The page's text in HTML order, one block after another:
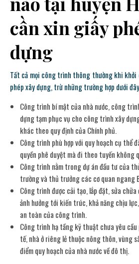
cần xin giấy
dựng
Tất cả mọi công trình thông thường khi khởi
phép xây dựng, trừ những trường hợp dưới
Công trình bí mật của nhà nước, công
dựng tạm phục vụ cho công trình xây
khác theo quy định của Chính phủ.
Công trình phù hợp với quy hoạch cụ thể
quyền phê duyệt mà đi theo tuyến không
Công trình nằm trong dự án đầu tư của
trường và thủ trưởng các cơ quan ngang
Công trình được cải tạo, lắp đặt, sửa
ảnh hưởng tới kiến trúc, khả năng chịu
an toàn của công trình.
Công trình hạ tầng kỹ thuật chưa yêu cầu
tế, nhà ở riêng lẻ thuộc nông thôn, vùng
điểm quy hoạch của nhà nước về đô thị.